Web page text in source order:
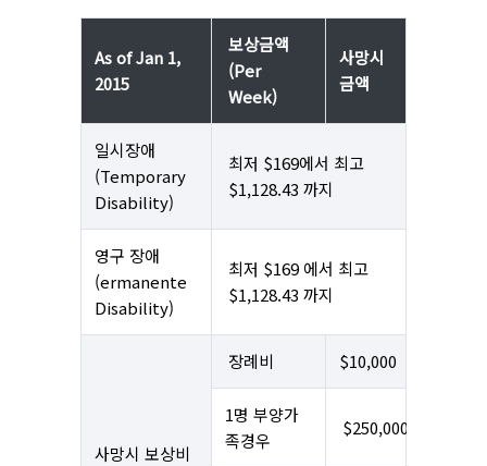
As of Jan 1,
2015
보상금액
(Per
Week)
사망시
금액
일시장애
(Temporary
Disability)
최저 $169에서 최고
$1,128.43 까지
영구 장애
(ermanente
Disability)
최저 $169 에서 최고
$1,128.43 까지
사망시 보상비
장례비 $10,000
1명 부양가
족경우
$250,000